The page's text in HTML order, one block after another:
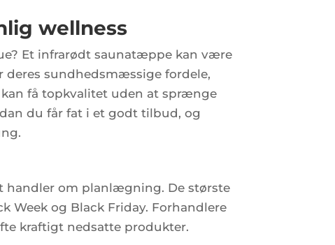
wellness
Et infrarødt saunatæppe kan være
sundhedsmæssige fordele,
få topkvalitet uden at sprænge
du får fat i et godt tilbud, og
om planlægning. De største
Week og Black Friday. Forhandlere
kraftigt nedsatte produkter.